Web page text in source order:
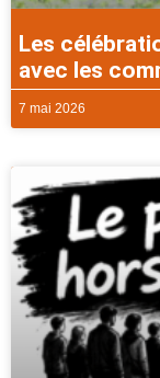
Les
avec les
7 mai 2026